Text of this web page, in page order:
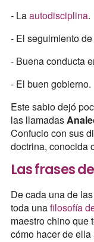
- Laautodisciplina.
- El seguimiento
- Buena conducta
- El buen gobierno.
Este sabio dejó
las llamadas
Confucio con sus
doctrina, conocida
Las frases
De cada una de
toda unafilosofía
maestro chino que
cómo hacer de